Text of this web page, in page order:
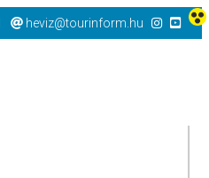
heviz@tourinform.hu